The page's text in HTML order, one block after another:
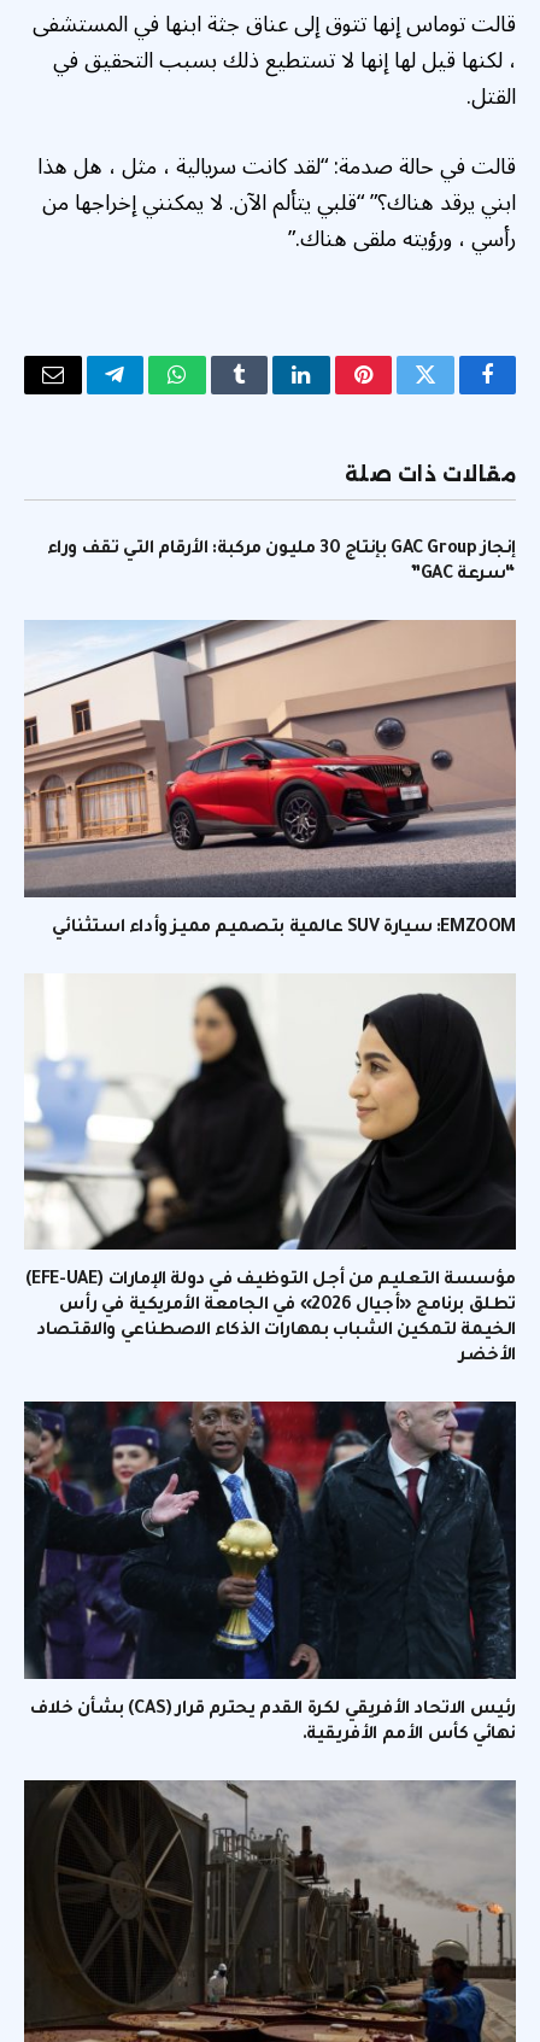
قالت توماس إنها تتوق إلى عناق جثة ابنها في المستشفى
، لكنها قيل لها إنها لا تستطيع ذلك بسبب التحقيق في
القتل.
قالت في حالة صدمة: “لقد كانت سريالية ، مثل ، هل هذا
ابني يرقد هناك؟” “قلبي يتألم الآن. لا يمكنني إخراجها من
رأسي ، ورؤيته ملقى هناك.”
فيسبوكتويتر بينتيريستلينكدإنTumblrواتسابتيلقرامالبريد
مقالات ذات صلة
إنجاز GAC Group بإنتاج 30 مليون مركبة: الأرقام التي تقف وراء
“سرعة GAC”
EMZOOM: سيارة SUV عالمية بتصميم مميز وأداء استثنائي
مؤسسة التعليم من أجل التوظيف في دولة الإمارات (EFE-UAE)
تطلق برنامج «أجيال 2026» في الجامعة الأمريكية في رأس
الخيمة لتمكين الشباب بمهارات الذكاء الاصطناعي والاقتصاد
الأخضر
رئيس الاتحاد الأفريقي لكرة القدم يحترم قرار (CAS) بشأن خلاف
نهائي كأس الأمم الأفريقية.